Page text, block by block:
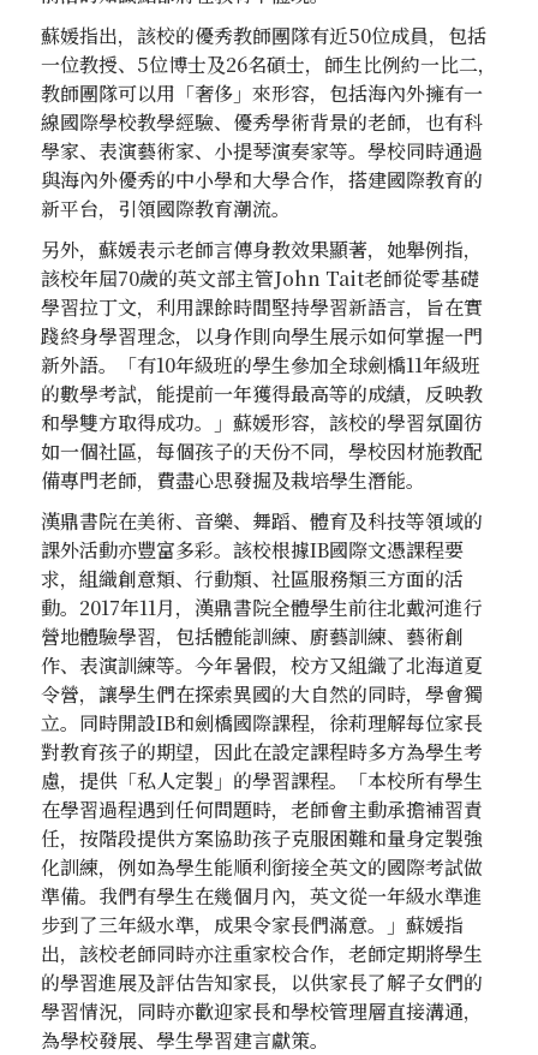
蘇媛指出，該校的優秀教師團隊有近50位成員，包括
一位教授、5位博士及26名碩士，師生比例約一比二，
教師團隊可以用「奢侈」來形容，包括海內外擁有一
線國際學校教學經驗、優秀學術背景的老師，也有科
學家、表演藝術家、小提琴演奏家等。學校同時通過
與海內外優秀的中小學和大學合作，搭建國際教育的
新平台，引領國際教育潮流。
另外，蘇媛表示老師言傳身教效果顯著，她舉例指，
該校年屆70歲的英文部主管John Tait老師從零基礎
學習拉丁文，利用課餘時間堅持學習新語言，旨在實
踐終身學習理念，以身作則向學生展示如何掌握一門
新外語。「有10年級班的學生參加全球劍橋11年級班
的數學考試，能提前一年獲得最高等的成績，反映教
和學雙方取得成功。」蘇媛形容，該校的學習氛圍彷
如一個社區，每個孩子的天份不同，學校因材施教配
備專門老師，費盡心思發掘及栽培學生潛能。
漢鼎書院在美術、音樂、舞蹈、體育及科技等領域的
課外活動亦豐富多彩。該校根據IB國際文憑課程要
求，組織創意類、行動類、社區服務類三方面的活
動。2017年11月，漢鼎書院全體學生前往北戴河進行
營地體驗學習，包括體能訓練、廚藝訓練、藝術創
作、表演訓練等。今年暑假，校方又組織了北海道夏
令營，讓學生們在探索異國的大自然的同時，學會獨
立。同時開設IB和劍橋國際課程，徐莉理解每位家長
對教育孩子的期望，因此在設定課程時多方為學生考
慮，提供「私人定製」的學習課程。「本校所有學生
在學習過程遇到任何問題時，老師會主動承擔補習責
任，按階段提供方案協助孩子克服困難和量身定製強
化訓練，例如為學生能順利銜接全英文的國際考試做
準備。我們有學生在幾個月內，英文從一年級水準進
步到了三年級水準，成果令家長們滿意。」蘇媛指
出，該校老師同時亦注重家校合作，老師定期將學生
的學習進展及評估告知家長，以供家長了解子女們的
學習情況，同時亦歡迎家長和學校管理層直接溝通，
為學校發展、學生學習建言獻策。